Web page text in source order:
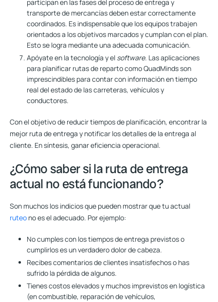
participan en las fases del proceso de entrega y
transporte de mercancías deben estar correctamente
coordinados. Es indispensable que los equipos trabajen
orientados a los objetivos marcados y cumplan con el plan.
Esto se logra mediante una adecuada comunicación.
Apóyate en la tecnología y el software. Las aplicaciones
para planificar rutas de reparto como QuadMinds son
imprescindibles para contar con información en tiempo
real del estado de las carreteras, vehículos y
conductores.
Con el objetivo de reducir tiempos de planificación, encontrar la
mejor ruta de entrega y notificar los detalles de la entrega al
cliente. En síntesis, ganar eficiencia operacional.
¿Cómo saber si la ruta de entrega
actual no está funcionando?
Son muchos los indicios que pueden mostrar que tu actual
ruteo no es el adecuado. Por ejemplo:
No cumples con los tiempos de entrega previstos o
cumplirlos es un verdadero dolor de cabeza.
Recibes comentarios de clientes insatisfechos o has
sufrido la pérdida de algunos.
Tienes costos elevados y muchos imprevistos en logística
(en combustible, reparación de vehículos,